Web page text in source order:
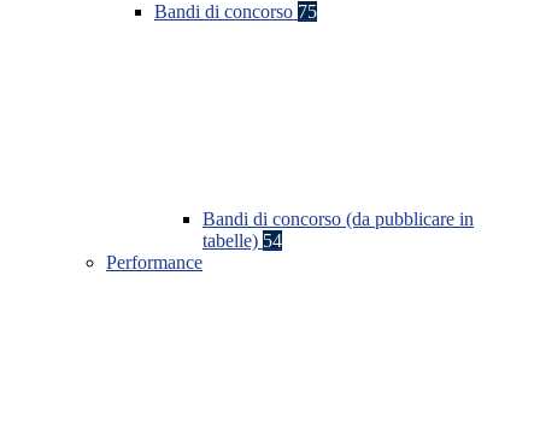
Bandi di concorso 75
Bandi di concorso (da pubblicare in
tabelle) 54
Performance